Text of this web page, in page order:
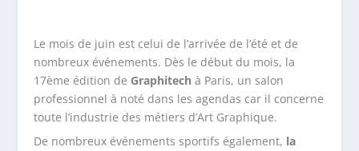
Le mois de juin est celui de l’arrivée de l’été et de
nombreux événements. Dès le début du mois, la
17ème édition de Graphitech à Paris, un salon
professionnel à noté dans les agendas car il concerne
toute l’industrie des métiers d’Art Graphique.
De nombreux événements sportifs également, la